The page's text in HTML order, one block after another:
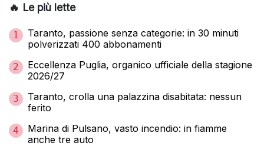
🔥 Le più lette
1
Taranto, passione senza categorie: in 30 minuti
polverizzati 400 abbonamenti
2
Eccellenza Puglia, organico ufficiale della stagione
2026/27
3
Taranto, crolla una palazzina disabitata: nessun
ferito
4
Marina di Pulsano, vasto incendio: in fiamme
anche tre auto